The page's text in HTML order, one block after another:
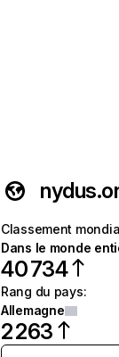
Classement
Dans le monde
40 734
Rang du pays:
Allemagne
2 263